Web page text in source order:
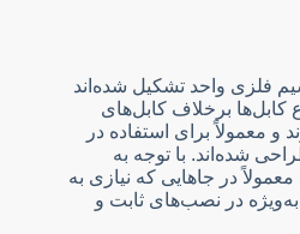
فلزی واحد تشکیل شده‌اند
کابل‌ها برخلاف کابل‌های
و معمولاً برای استفاده در
شده‌اند. با توجه به
معمولاً در جاهایی که نیازی به
به‌ویژه در نصب‌های ثابت و